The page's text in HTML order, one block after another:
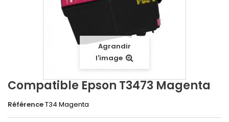
Agrandir
l'image
Compatible Epson T3473 Magenta
RéférenceT34 Magenta